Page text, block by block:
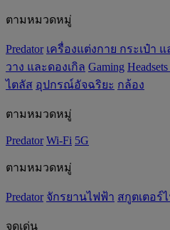
ตามหมวดหมู่
Predator เครื่องแต่งกาย กระเป๋า
วาง และดองเกิล Gaming
ไตลัส อุปกรณ์อัจฉริยะ กล้อง
ตามหมวดหมู่
Predator Wi-Fi 5G
ตามหมวดหมู่
Predator จักรยานไฟฟ้า สกูตเตอร์
จุดเด่น